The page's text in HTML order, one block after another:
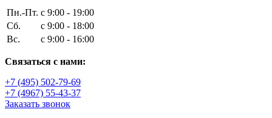
Пн.-Пт. с 9:00 - 19:00
Сб.
с 9:00 - 18:00
Вс.
с 9:00 - 16:00
Связаться с нами:
+7 (495) 502-79-69
+7 (4967) 55-43-37
Заказать звонок